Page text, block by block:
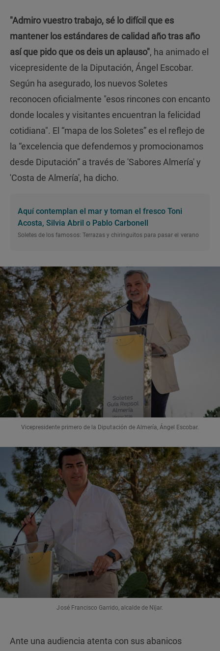
"Admiro vuestro trabajo, sé lo difícil que es
mantener los estándares de calidad año tras año
así que pido que os deis un aplauso", ha animado el
vicepresidente de la Diputación, Ángel Escobar.
Según ha asegurado, los nuevos Soletes
reconocen oficialmente "esos rincones con encanto
donde locales y visitantes encuentran la felicidad
cotidiana". El “mapa de los Soletes” es el reflejo de
la “excelencia que defendemos y promocionamos
desde Diputación” a través de 'Sabores Almería' y
'Costa de Almería', ha dicho.
Aquí contemplan el mar y toman el fresco Toni
Acosta, Silvia Abril o Pablo Carbonell
Soletes de los famosos: Terrazas y chiringuitos para pasar el verano
Vicepresidente primero de la Diputación de Almería, Ángel Escobar.
José Francisco Garrido, alcalde de Nïjar.
Ante una audiencia atenta con sus abanicos